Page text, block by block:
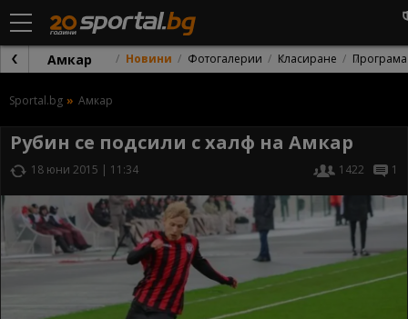
Амкар Новини Фотогалерии Класиране Програма
Sportal.bg Амкар
Рубин се подсили с халф на Амкар
18 юни 2015 | 11:34 1422 1